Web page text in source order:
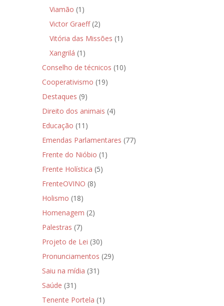
Viamão (1)
Victor Graeff(2)
Vitória das Missões (1)
Xangrilá (1)
Conselho de técnicos (10)
Cooperativismo (19)
Destaques (9)
Direito dos animais (4)
Educação (11)
Emendas Parlamentares (77)
Frente do Nióbio (1)
Frente Holística (5)
FrenteOVINO (8)
Holismo (18)
Homenagem (2)
Palestras (7)
Projeto de Lei (30)
Pronunciamentos (29)
Saiu na mídia (31)
Saúde (31)
Tenente Portela (1)